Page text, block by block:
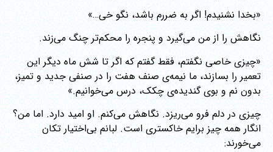
«بخدا نشنیدم! اگر به ضررم باشد، نگو خی…»
نگاهش را از من می‌گیرد و پنجره را محکم‌تر چنگ می‌زند.
«چیزی خاصی نگفتم، فقط گفتم که اگر تا شش ماه دیگر این
تعمیر را بسازند، ما نیمه‌ی صنف هفت را در صنفی جدید و تمیز،
بدون نم و بوی گندیده‌ی چکک، درس می‌خوانیم.»
چیزی در دلم فرو می‌ریزد. نگاهش می‌کنم. او امید دارد. اما من؟
انگار همه چیز برایم خاکستری است. لبانم بی‌اختیار تکان
می‌خورند: